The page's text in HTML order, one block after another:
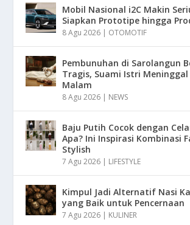
Mobil Nasional i2C Makin
Siapkan Prototipe hingga
8 Agu 2026 | OTOMOTIF
Pembunuhan di Sarolangun
Tragis, Suami Istri
Malam
8 Agu 2026 | NEWS
Baju Putih Cocok dengan
Apa? Ini Inspirasi Kombinasi
Stylish
7 Agu 2026 | LIFESTYLE
Kimpul Jadi Alternatif Nasi
yang Baik untuk Pencernaan
7 Agu 2026 | KULINER